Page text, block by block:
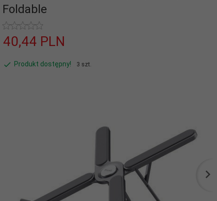
Foldable
40,44 PLN
Produkt dostępny! 3 szt.